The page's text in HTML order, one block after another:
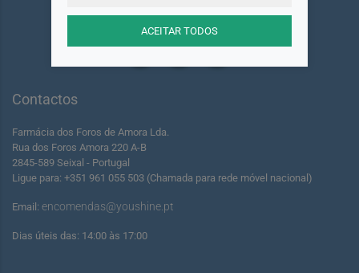
Siga-nos
Contactos
Farmácia dos Foros de Amora Lda.
Rua dos Foros Amora 220 A-B
2845-589 Seixal - Portugal
Ligue para: +351 961 055 503 (Chamada para rede móvel nacional)
Email: encomendas@youshine.pt
Dias úteis das: 14:00 às 17:00
ACEITAR TODOS